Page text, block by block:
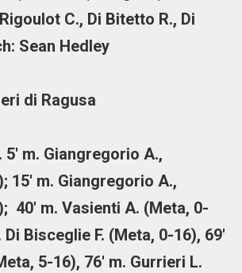
C., Di Bitetto R., Di
Sean Hedley
di Ragusa
m. Giangregorio A.,
15′ m. Giangregorio A.,
40′ m. Vasienti A. (Meta, 0-
Di Bisceglie F. (Meta, 0-16), 69′
5-16), 76′ m. Gurrieri L.